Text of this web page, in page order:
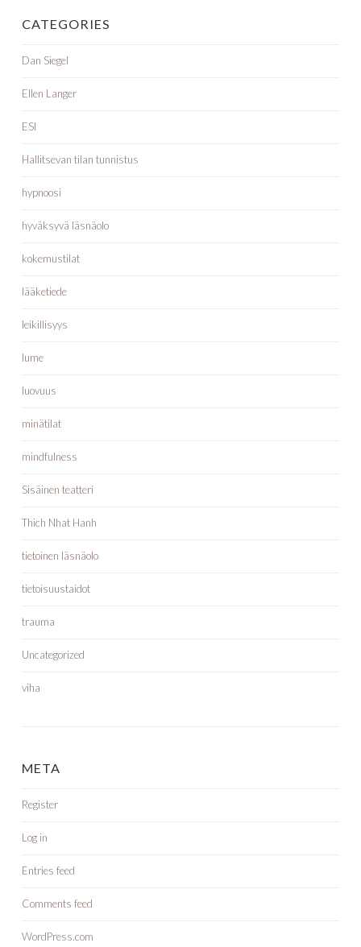
CATEGORIES
Dan Siegel
Ellen Langer
ESI
Hallitsevan tilan tunnistus
hypnoosi
hyväksyvä läsnäolo
kokemustilat
lääketiede
leikillisyys
lume
luovuus
minätilat
mindfulness
Sisäinen teatteri
Thich Nhat Hanh
tietoinen läsnäolo
tietoisuustaidot
trauma
Uncategorized
viha
META
Register
Log in
Entries feed
Comments feed
WordPress.com